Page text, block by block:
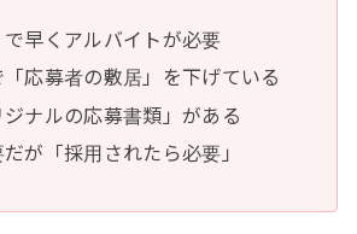
で早くアルバイトが必要
応募者の敷居」を下げている
ナルの応募書類」がある
が「採用されたら必要」